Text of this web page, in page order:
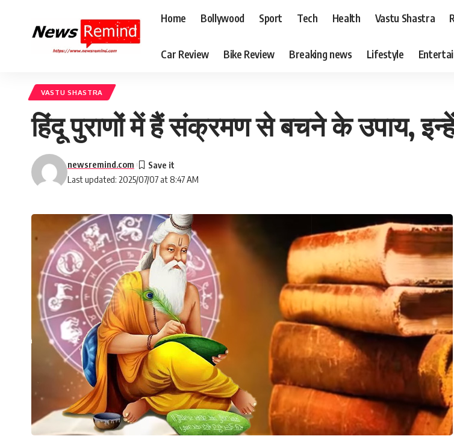
Home Bollywood Sport Tech Health Vastu Shastra
Car Review Bike Review Breaking news Lifestyle
VASTU SHASTRA
हिंदू पुराणों में हैं संक्रमण से बचने के उपाय,
Last updated: 2025/07/07 at 8:47 AM
newsremind.com